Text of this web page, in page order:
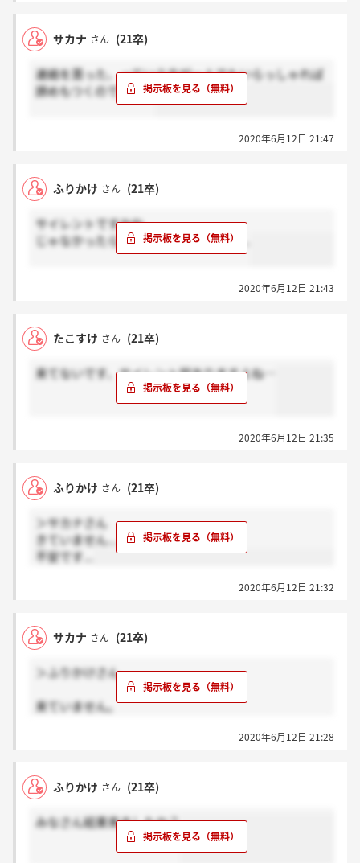
サカナ さん (21卒)
連絡を貰った、っていう方が一人でもいらっしゃれば
諦めもつくのですが…
2020年6月12日 21:47
ふりかけ さん (21卒)
サイレントですかね...
じゃなかったらさすがに遅いですよね...
2020年6月12日 21:43
たこすけ さん (21卒)
来てないです、サイレント説ありますよね…
2020年6月12日 21:35
ふりかけ さん (21卒)
＞サカナさん
きていません...
不安です...
2020年6月12日 21:32
サカナ さん (21卒)
＞ふりかけさん
来ていません。
2020年6月12日 21:28
ふりかけ さん (21卒)
みなさん結果来ましたか？